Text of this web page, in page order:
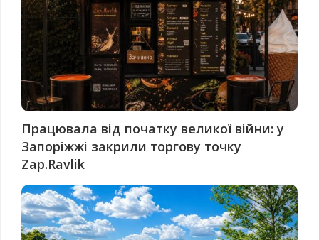
Працювала від початку великої війни: у
Запоріжжі закрили торгову точку
Zap.Ravlik